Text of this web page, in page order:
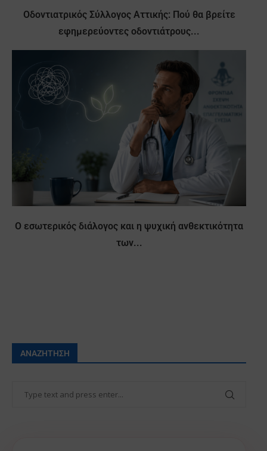
Οδοντιατρικός Σύλλογος Αττικής: Πού θα βρείτε
εφημερεύοντες οδοντιάτρους...
Ο εσωτερικός διάλογος και η ψυχική ανθεκτικότητα
των...
ΑΝΑΖΉΤΗΣΗ